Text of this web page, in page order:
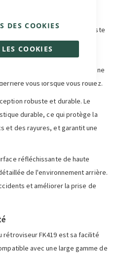
COOKIES
DES COOKIES
essentiel pour tout cycliste
sa visibilité. Conçu avec des
de fonctionnalité, ce
et efficace pour garder une
vous lorsque vous roulez.
robuste et durable. Le
durable, ce qui protège la
et des rayures, et garantit une
réfléchissante de haute
de l'environnement arrière.
et améliorer la prise de
rétroviseur FK419 est sa facilité
avec une large gamme de